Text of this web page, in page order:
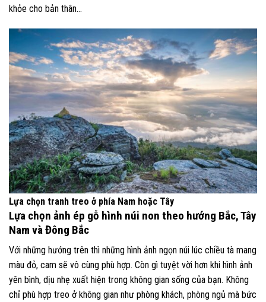
khỏe cho bản thân…
Lựa chọn tranh treo ở phía Nam hoặc Tây
Lựa chọn ảnh ép gỗ hình núi non theo hướng Bắc, Tây
Nam và Đông Bắc
Với những hướng trên thì những hình ảnh ngọn núi lúc chiều tà mang
màu đỏ, cam sẽ vô cùng phù hợp. Còn gì tuyệt vời hơn khi hình ảnh
yên bình, dịu nhẹ xuất hiện trong không gian sống của bạn. Không
chỉ phù hợp treo ở không gian như phòng khách, phòng ngủ mà bức